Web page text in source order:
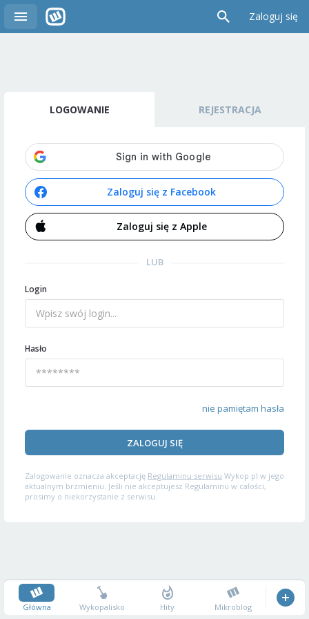
Zaloguj się
LOGOWANIE REJESTRACJA
Zaloguj się z Facebook
Zaloguj się z Apple
LUB
Login
Hasło
nie pamiętam hasła
ZALOGUJ SIĘ
Zalogowanie oznacza akceptację Regulaminu serwisu Wykop.pl w jego
aktualnym brzmieniu. Jeśli nie akceptujesz Regulaminu w całości,
prosimy o niekorzystanie z serwisu.
Główna Wykopalisko Hity Mikroblog